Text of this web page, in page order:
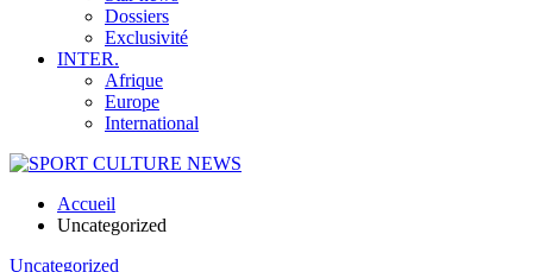
Dossiers
Exclusivité
INTER.
Afrique
Europe
International
Accueil
Uncategorized
Uncategorized